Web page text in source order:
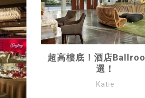
超高樓底！酒店
選！
Katie